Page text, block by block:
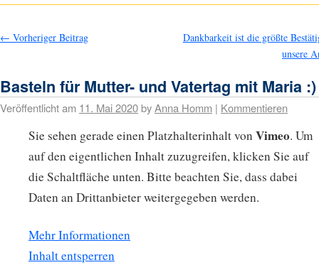
← Vorheriger Beitrag
Dankbarkeit ist die größte
unsere
Basteln für Mutter- und Vatertag mit Maria :)
Veröffentlicht am 11. Mai 2020byAnna Homm | Kommentieren
Sie sehen gerade einen Platzhalterinhalt von Vimeo. Um
auf den eigentlichen Inhalt zuzugreifen, klicken Sie auf
die Schaltfläche unten. Bitte beachten Sie, dass dabei
Daten an Drittanbieter weitergegeben werden.
Mehr Informationen
Inhalt entsperren